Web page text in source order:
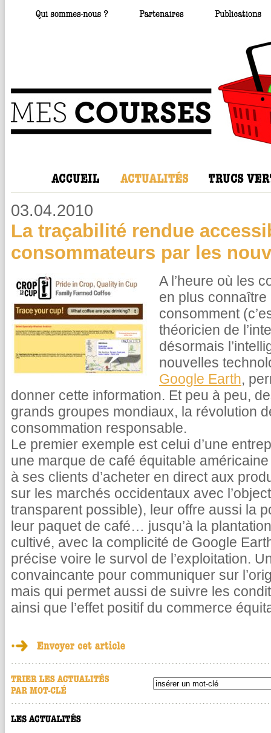
03.04.2010
La traçabilité rendue
consommateurs par les
A l’heure où les
en plus connaître
consomment
théoricien de
désormais
nouvelles
Google Earth,
donner cette information. Et peu à peu,
grands groupes mondiaux, la révolution
consommation responsable.
Le premier exemple est celui d’une
une marque de café équitable
à ses clients d’acheter en direct aux
sur les marchés occidentaux avec
transparent possible), leur offre aussi la
leur paquet de café… jusqu’à la
cultivé, avec la complicité de Google
précise voire le survol de l’exploitation.
convaincante pour communiquer sur
mais qui permet aussi de suivre les
ainsi que l’effet positif du commerce